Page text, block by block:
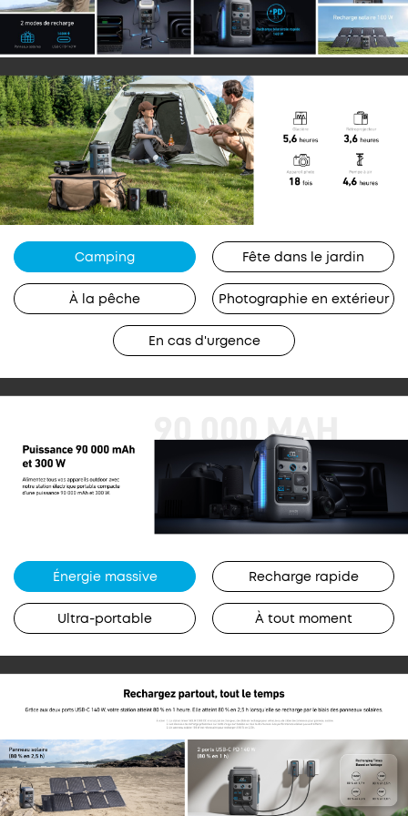
Camping Fête dans le jardin
À la pêche Photographie en extérieur
En cas d'urgence
Énergie massive Recharge rapide
Ultra-portable À tout moment